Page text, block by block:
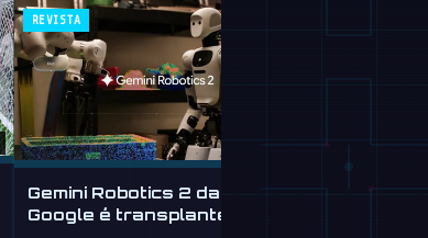
REVISTA
Gemini Robotics 2 da
Google é transplante